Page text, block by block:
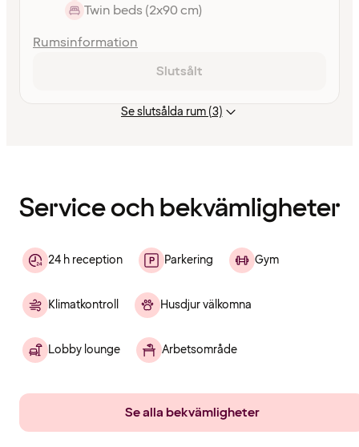
Twin beds (2x90 cm)
Rumsinformation
Slutsålt
Se slutsålda rum (3)
Service och bekvämligheter
24 h reception Parkering Gym
Klimatkontroll Husdjur välkomna
Lobby lounge Arbetsområde
Se alla bekvämligheter